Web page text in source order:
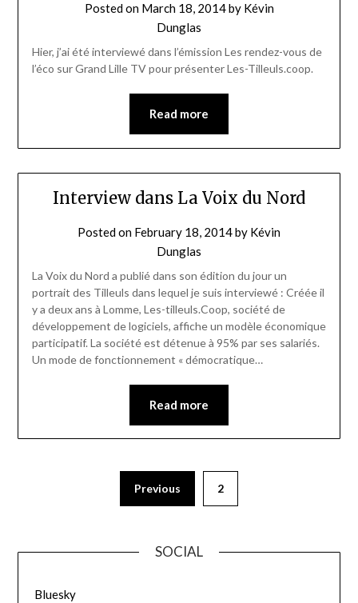
Posted on March 18, 2014by Kévin
Dunglas
Hier, j’ai été interviewé dans l’émission Les rendez-vous de
l’éco sur Grand Lille TV pour présenter Les-Tilleuls.coop.
Read more
Interview dans La Voix du Nord
Posted on February 18, 2014by Kévin
Dunglas
La Voix du Nord a publié dans son édition du jour un
portrait des Tilleuls dans lequel je suis interviewé : Créée il
y a deux ans à Lomme, Les-tilleuls.Coop, société de
développement de logiciels, affiche un modèle économique
participatif. La société est détenue à 95% par ses salariés.
Un mode de fonctionnement « démocratique…
Read more
Previous 2
SOCIAL
Bluesky